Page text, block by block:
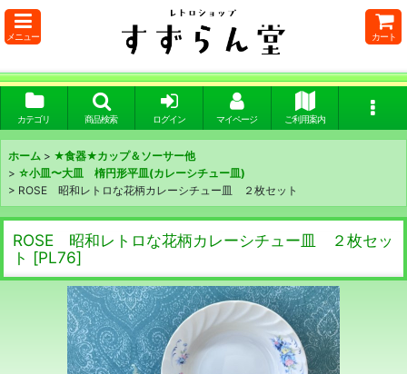
メニュー カート
カテゴリ 商品検索 ログイン マイページ ご利用案内
ホーム > ★食器★カップ＆ソーサー他
> ☆小皿〜大皿 楕円形平皿(カレーシチュー皿)
> ROSE 昭和レトロな花柄カレーシチュー皿 ２枚セット
ROSE 昭和レトロな花柄カレーシチュー皿 ２枚セッ
ト [PL76]